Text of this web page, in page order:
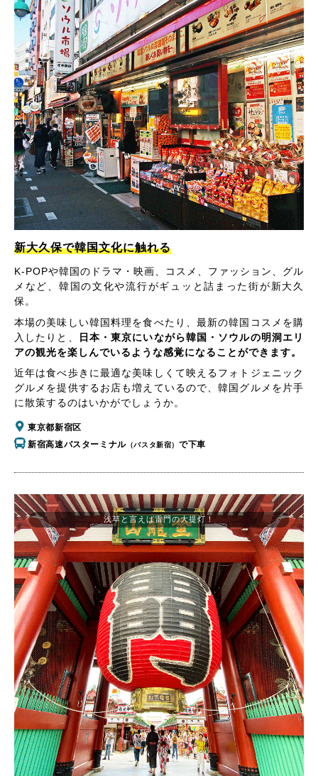
新大久保で韓国文化に触れる
K-POPや韓国のドラマ・映画、コスメ、ファッション、グル
メなど、韓国の文化や流行がギュッと詰まった街が新大久
保。
本場の美味しい韓国料理を食べたり、最新の韓国コスメを購
入したりと、
日本・東京にいながら韓国・ソウルの明洞エリ
アの観光を楽しんでいるような感覚になることができます。
近年は食べ歩きに最適な美味しくて映えるフォトジェニック
グルメを提供するお店も増えているので、韓国グルメを片手
に散策するのはいかがでしょうか。
東京都新宿区
新宿高速バスターミナル（バスタ新宿） で下車
浅草と言えば雷門の大提灯！